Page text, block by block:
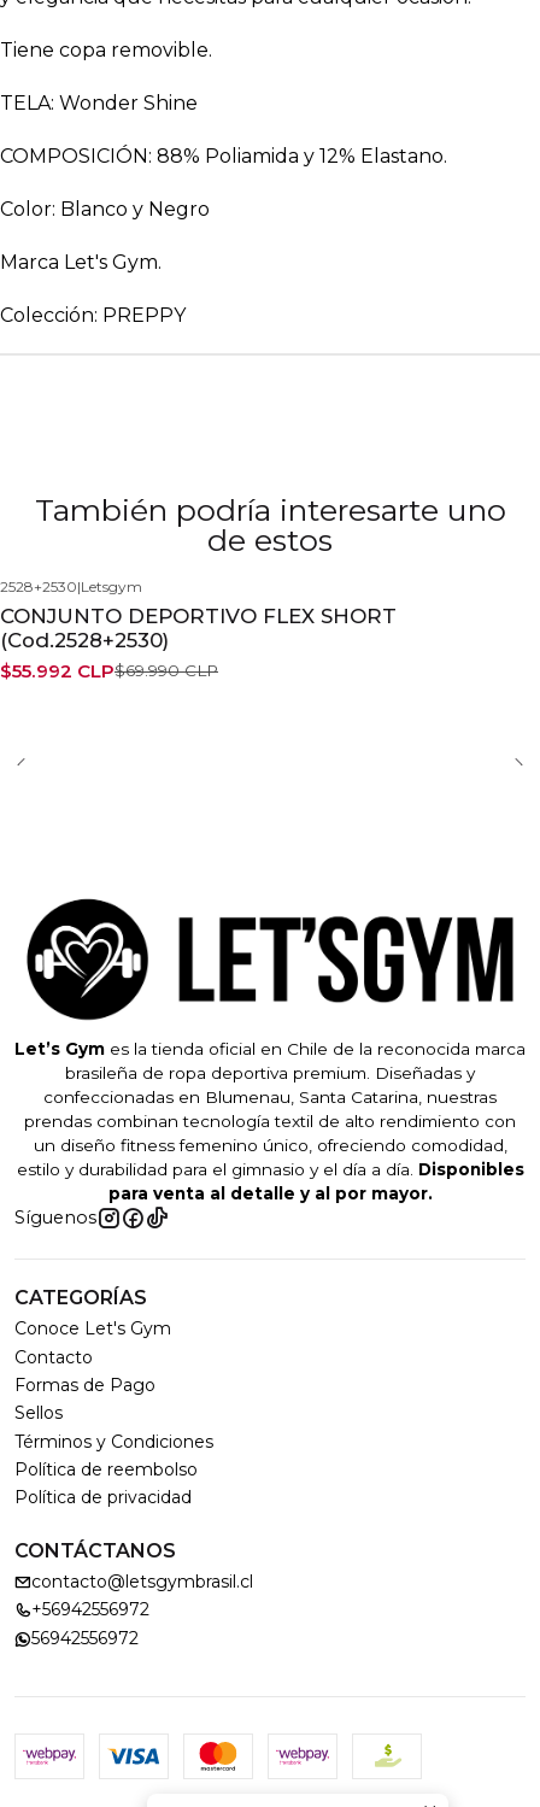
Tiene copa removible.
TELA: Wonder Shine
COMPOSICIÓN: 88% Poliamida y 12% Elastano.
Color: Blanco y Negro
Marca Let's Gym.
Colección: PREPPY
También podría interesarte uno
de estos
2528+2530|Letsgym
CONJUNTO DEPORTIVO FLEX SHORT
(Cod.2528+2530)
$55.992 CLP$69.990 CLP
Let’s Gym es la tienda oficial en Chile de la reconocida marca
brasileña de ropa deportiva premium. Diseñadas y
confeccionadas en Blumenau, Santa Catarina, nuestras
prendas combinan tecnología textil de alto rendimiento con
un diseño fitness femenino único, ofreciendo comodidad,
estilo y durabilidad para el gimnasio y el día a día. Disponibles
para venta al detalle y al por mayor.
Síguenos
CATEGORÍAS
Conoce Let's Gym
Contacto
Formas de Pago
Sellos
Términos y Condiciones
Política de reembolso
Política de privacidad
CONTÁCTANOS
contacto@letsgymbrasil.cl
+56942556972
56942556972